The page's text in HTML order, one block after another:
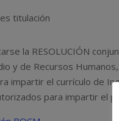
la RESOLUCIÓN
y de Recursos
impartir el currículo de
para impartir el